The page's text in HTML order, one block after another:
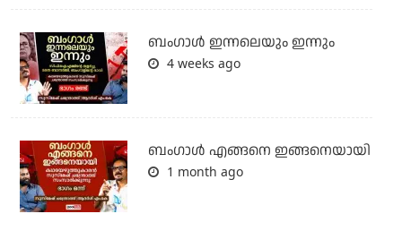
ബംഗാള്‍ ഇന്നലെയും ഇന്നും
4 weeks ago
ബം​ഗാൾ എങ്ങനെ ഇങ്ങനെയായി
1 month ago